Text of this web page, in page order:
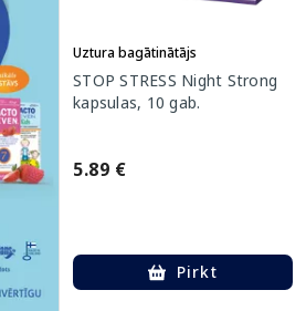
Uztura bagātinātājs
STOP STRESS Night Strong
kapsulas, 10 gab.
5.89 €
Pirkt